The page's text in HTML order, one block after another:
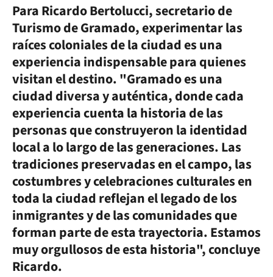
Para Ricardo Bertolucci, secretario de
Turismo de Gramado, experimentar las
raíces coloniales de la ciudad es una
experiencia indispensable para quienes
visitan el destino. "Gramado es una
ciudad diversa y auténtica, donde cada
experiencia cuenta la historia de las
personas que construyeron la identidad
local a lo largo de las generaciones. Las
tradiciones preservadas en el campo, las
costumbres y celebraciones culturales en
toda la ciudad reflejan el legado de los
inmigrantes y de las comunidades que
forman parte de esta trayectoria. Estamos
muy orgullosos de esta historia", concluye
Ricardo.